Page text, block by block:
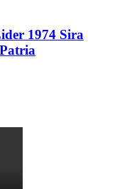
1974 Sira